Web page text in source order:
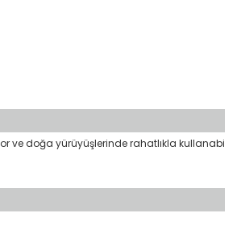
ve doğa yürüyüşlerinde rahatlıkla kullanabi